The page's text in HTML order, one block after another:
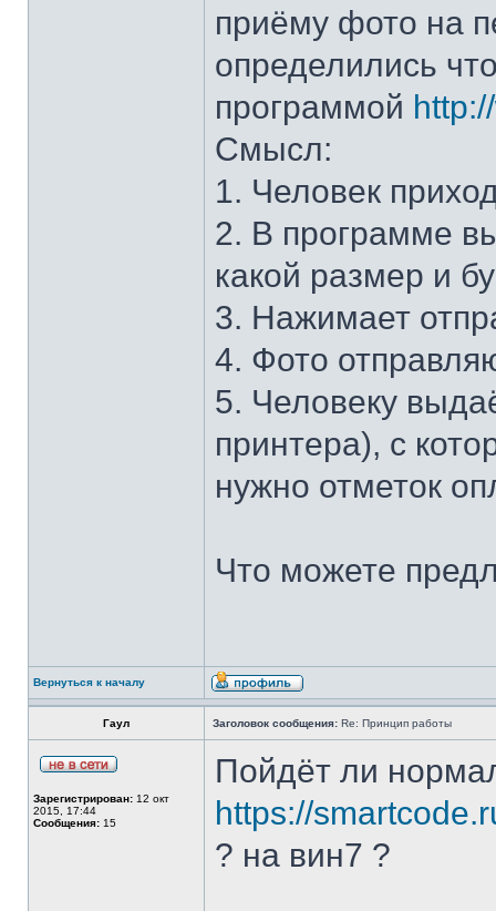
приёму фото на
определились
программой
Смысл:
1. Человек
2. В программе
какой размер и
3. Нажимает
4. Фото
5. Человеку
принтера), с
нужно отметок
Что можете
Вернуться к началу
Гаул Заголовок сообщения: Re: Принцип работы
Зарегистрирован: 12 окт
2015, 17:44
Сообщения: 15
Пойдёт ли
https://
? на вин7 ?